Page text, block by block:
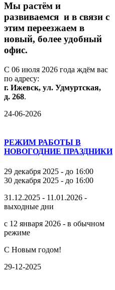
Мы растём и
развиваемся и в связи с
этим переезжаем в
новый, более удобный
офис.
С 06 июля 2026 года ждём вас
по адресу:
г. Ижевск, ул. Удмуртская,
д. 268.
24-06-2026
РЕЖИМ РАБОТЫ В
НОВОГОДНИЕ ПРАЗДНИКИ
29 декабря 2025 - до 16:00
30 декабря 2025 - до 16:00
31.12.2025 - 11.01.2026 -
выходные дни
с 12 января 2026 - в обычном
режиме
С Новым годом!
29-12-2025